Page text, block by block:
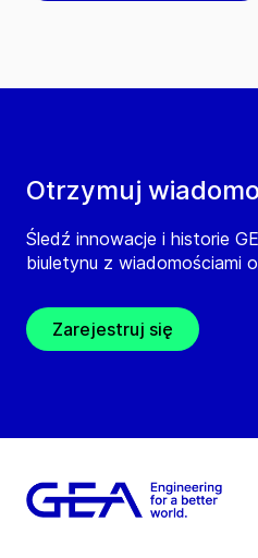
Otrzymuj
Śledź innowacje i historie
biuletynu z wiadomościami
Zarejestruj się